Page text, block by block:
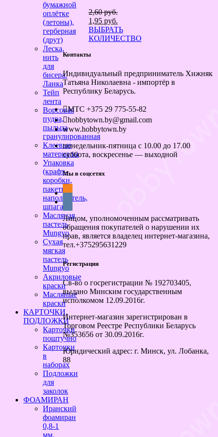
2,60руб.
Первоначальная
цена
составляла
1,95 руб.
цена:
1,95 руб..
ВЫБРАТЬ
КОЛИЧЕСТВО
бумажной
оплётке
(летоны),
герберная
(друт)
Леска,
нить
для
бисера.
Ланка
Тейп
лента
Ворсовая
пудра,
пыльца
гранулированная
Клеевые
материалы
Упаковка
(крафт-
коробки,
пакеты,
наполнитель,
шпагат)
Масляная
пастель
Mungyo
Сухая
мягкая
пастель
Mungyo
Акриловые
краски
Масляные
краски
КАРТОЧКИ,
ПОДЛОЖКИ
Карточки
поштучно
Карточки
в
наборах
Подложки
для
заколок
ФОАМИРАН
Иранский
фоамиран
0,8-1
мм,
Контакты
Индивидуальный предприниматель Хижняк
Татьяна Николаевна - импортёр в
Республику Беларусь.
МТС +375 29 775-55-82
hobbytown.by@gmail.com
www.hobbytown.by
понедельник-пятница с 10.00 до 17.00
суббота, воскресенье — выходной
Мы в соцсетях
Лицом, уполномоченным рассматривать
обращения покупателей о нарушении их
прав, является владелец интернет-магазина,
тел.+375295631229
Регистрация
Св-во о госрегистрации № 192703405,
выдано Минским государственным
исполкомом 12.09.2016г.
Интернет-магазин зарегистрирован в
Торговом Реестре Республики Беларусь
№353656 от 30.09.2016г.
Юридический адрес: г. Минск, ул. Лобанка,
88